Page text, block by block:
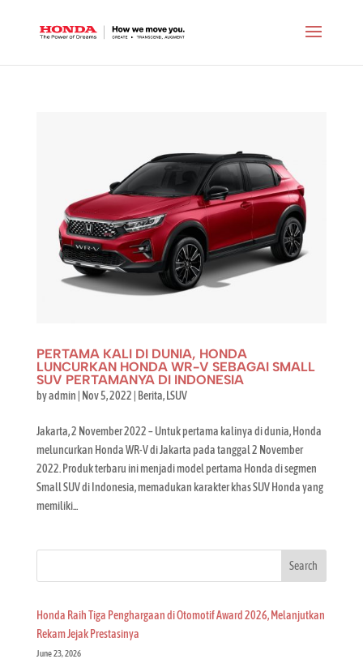
PERTAMA KALI DI DUNIA, HONDA
LUNCURKAN HONDA WR-V SEBAGAI SMALL
SUV PERTAMANYA DI INDONESIA
byadmin | Nov 5, 2022 | Berita,LSUV
Jakarta, 2 November 2022 – Untuk pertama kalinya di dunia, Honda
meluncurkan Honda WR-V di Jakarta pada tanggal 2 November
2022. Produk terbaru ini menjadi model pertama Honda di segmen
Small SUV di Indonesia, memadukan karakter khas SUV Honda yang
memiliki...
Search
Honda Raih Tiga Penghargaan di Otomotif Award 2026, Melanjutkan
Rekam Jejak Prestasinya
June 23, 2026